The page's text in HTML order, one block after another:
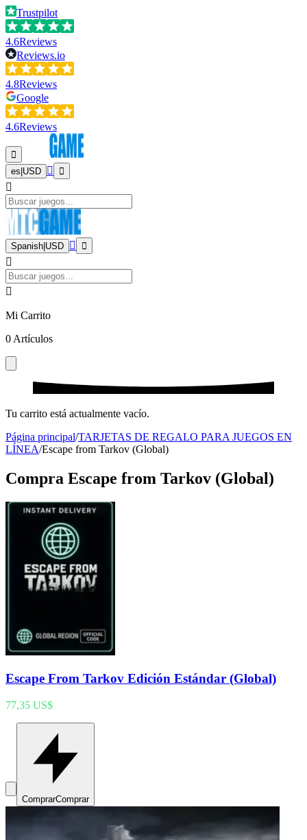
Trustpilot
4.6Reviews
Reviews.io
4.8Reviews
Google
4.6Reviews
es USD
Spanish USD
Mi Carrito
0 Artículos
Tu carrito está actualmente vacío.
Página principal/TARJETAS DE REGALO PARA JUEGOS EN
LÍNEA/Escape from Tarkov (Global)
Compra Escape from Tarkov (Global)
Escape From Tarkov Edición Estándar (Global)
77,35 US$
ComprarComprar